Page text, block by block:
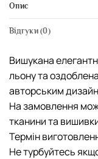
Опис
Відгуки (0)
Вишукана
льону та
авторським
На замовлення
тканини та
Термін
Не турбуйтесь